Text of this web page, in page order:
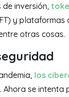
de inversión,
y plataformas
otras cosas.
los
. Ahora se intenta